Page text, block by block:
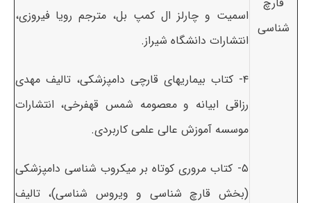
شناسی
اسمیت و چارلز ال کمپ بل، مترجم رویا فیروزی،
انتشارات دانشگاه شیراز.
۴- کتاب بیماریهای قارچی دامپزشکی، تالیف مهدی
رزاقی ابیانه و معصومه شمس قهفرخی، انتشارات
موسسه آموزش عالی علمی کاربردی.
۵- کتاب مروری کوتاه بر میکروب شناسی دامپزشکی
(بخش قارچ شناسی و ویروس شناسی)، تالیف